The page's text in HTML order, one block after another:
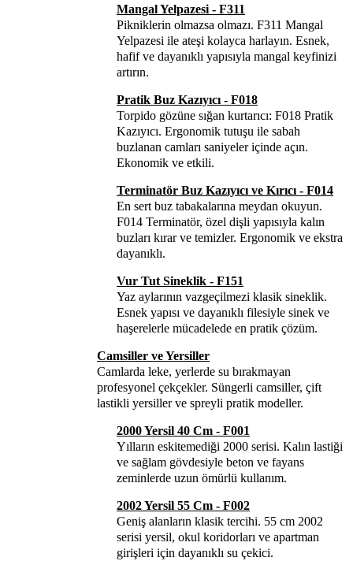
Mangal Yelpazesi - F311
Pikniklerin olmazsa olmazı. F311 Mangal
Yelpazesi ile ateşi kolayca harlayın. Esnek,
hafif ve dayanıklı yapısıyla mangal keyfinizi
artırın.
Pratik Buz Kazıyıcı - F018
Torpido gözüne sığan kurtarıcı: F018 Pratik
Kazıyıcı. Ergonomik tutuşu ile sabah
buzlanan camları saniyeler içinde açın.
Ekonomik ve etkili.
Terminatör Buz Kazıyıcı ve Kırıcı - F014
En sert buz tabakalarına meydan okuyun.
F014 Terminatör, özel dişli yapısıyla kalın
buzları kırar ve temizler. Ergonomik ve ekstra
dayanıklı.
Vur Tut Sineklik - F151
Yaz aylarının vazgeçilmezi klasik sineklik.
Esnek yapısı ve dayanıklı filesiyle sinek ve
haşerelerle mücadelede en pratik çözüm.
Camsiller ve Yersiller
Camlarda leke, yerlerde su bırakmayan
profesyonel çekçekler. Süngerli camsiller, çift
lastikli yersiller ve spreyli pratik modeller.
2000 Yersil 40 Cm - F001
Yılların eskitemediği 2000 serisi. Kalın lastiği
ve sağlam gövdesiyle beton ve fayans
zeminlerde uzun ömürlü kullanım.
2002 Yersil 55 Cm - F002
Geniş alanların klasik tercihi. 55 cm 2002
serisi yersil, okul koridorları ve apartman
girişleri için dayanıklı su çekici.